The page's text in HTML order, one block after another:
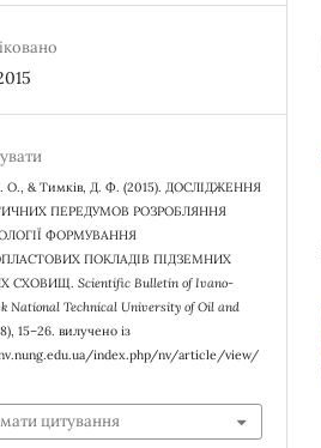
О., & Тимків, Д. Ф. (2015). ДОСЛІДЖЕННЯ
ПЕРЕДУМОВ РОЗРОБЛЯННЯ
ФОРМУВАННЯ
ПОКЛАДІВ ПІДЗЕМНИХ
СХОВИЩ.Scientific Bulletin of Ivano-
National Technical University of Oil and
15–26. вилучено із
index.php/nv/article/view/
цитування